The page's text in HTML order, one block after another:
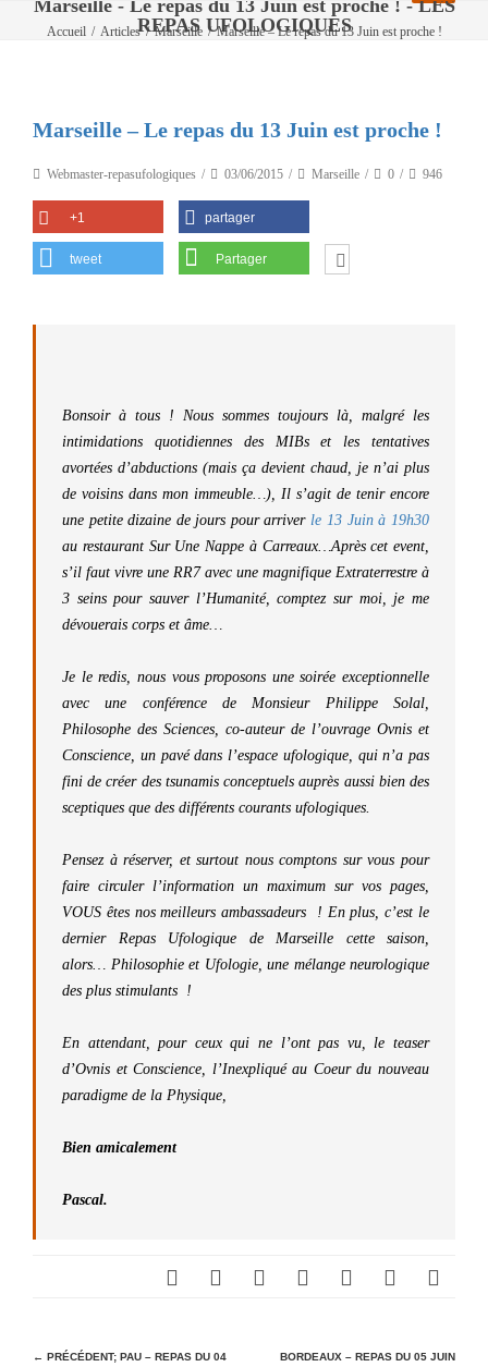
Marseille - Le repas du 13 Juin est proche ! - LES
REPAS UFOLOGIQUES
Accueil / Articles / Marseille / Marseille – Le repas du 13 Juin est proche !
Marseille – Le repas du 13 Juin est proche !
Webmaster-repasufologiques 03/06/2015 Marseille 0 946
+1 partager
tweet Partager
Bonsoir à tous ! Nous sommes toujours là, malgré les
intimidations quotidiennes des MIBs et les tentatives
avortées d’abductions (mais ça devient chaud, je n’ai plus
de voisins dans mon immeuble…), Il s’agit de tenir encore
une petite dizaine de jours pour arriver le 13 Juin à 19h30
au restaurant Sur Une Nappe à Carreaux…Après cet event,
s’il faut vivre une RR7 avec une magnifique Extraterrestre à
3 seins pour sauver l’Humanité, comptez sur moi, je me
dévouerais corps et âme…
Je le redis, nous vous proposons une soirée exceptionnelle
avec une conférence de Monsieur Philippe Solal,
Philosophe des Sciences, co-auteur de l’ouvrage Ovnis et
Conscience, un pavé dans l’espace ufologique, qui n’a pas
fini de créer des tsunamis conceptuels auprès aussi bien des
sceptiques que des différents courants ufologiques.
Pensez à réserver, et surtout nous comptons sur vous pour
faire circuler l’information un maximum sur vos pages,
VOUS êtes nos meilleurs ambassadeurs ! En plus, c’est le
dernier Repas Ufologique de Marseille cette saison,
alors… Philosophie et Ufologie, une mélange neurologique
des plus stimulants !
En attendant, pour ceux qui ne l’ont pas vu, le teaser
d’Ovnis et Conscience, l’Inexpliqué au Coeur du nouveau
paradigme de la Physique,
Bien amicalement
Pascal.
N
← PRÉCÉDENT; PAU – REPAS DU 04 BORDEAUX – REPAS DU 05 JUIN